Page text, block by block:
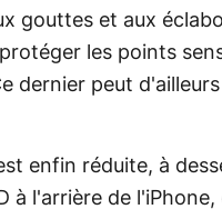
gouttes et aux
les points
dernier peut
enfin réduite, à
à l'arrière de